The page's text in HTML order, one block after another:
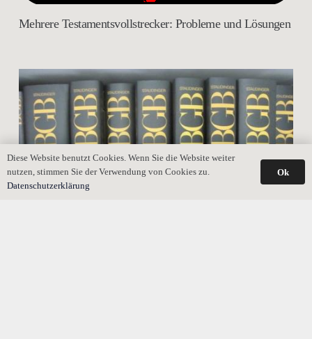
Mehrere Testamentsvollstrecker: Probleme und Lösungen
Diese Website benutzt Cookies. Wenn Sie die Website weiter
nutzen, stimmen Sie der Verwendung von Cookies zu.
Datenschutzerklärung
Ok